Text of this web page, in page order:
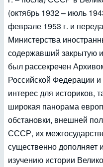
(октябрь 1932 – июль
феврале 1953 г. и
Министерства
содержавший закрытую
был рассекречен
Российской Федерации
интерес для историков,
широкая панорама
обстановки, внешней
СССР, их
существенно дополняет
изучению истории